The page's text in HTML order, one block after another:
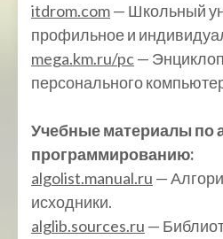
itdrom.com— Школьный
профильное и
mega.km.ru/pc—
персонального
Учебные материалы по
программированию:
algolist.manual.ru —
исходники.
alglib.sources.ru —